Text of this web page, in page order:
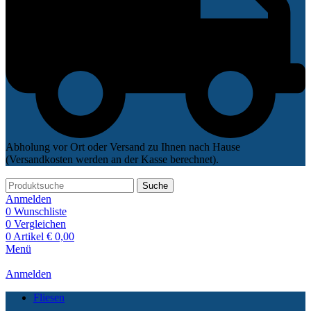
Abholung vor Ort oder Versand zu Ihnen nach Hause
(Versandkosten werden an der Kasse berechnet).
Suche
Anmelden
0 Wunschliste
0 Vergleichen
0 Artikel € 0,00
Menü
Anmelden
Fliesen